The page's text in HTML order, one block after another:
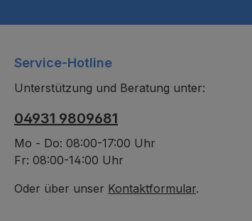
Service-Hotline
Unterstützung und Beratung unter:
04931 9809681
Mo - Do: 08:00-17:00 Uhr
Fr: 08:00-14:00 Uhr
Oder über unser Kontaktformular.